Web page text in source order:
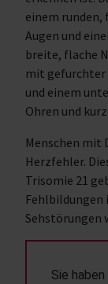
einem runden,
Augen und
breite, flache
mit gefurchter
und einem
Ohren und
Menschen mit
Herzfehler.
Trisomie 21
Fehlbildungen
Sehstörungen
Sie